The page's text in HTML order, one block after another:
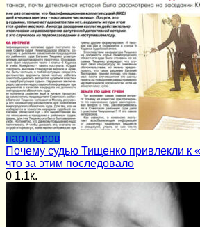
партнёров
Почему судью Тищенко привлекли к
что за этим последовало
0 1.1к.